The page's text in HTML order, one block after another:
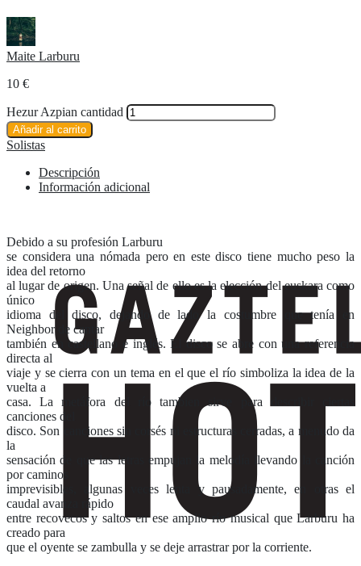
Maite Larburu
10 €
Hezur Azpian cantidad
Añadir al carrito
Solistas
Descripción
Información adicional
Debido a su profesión Larburu
se considera una nómada pero en este disco tiene mucho peso la
idea del retorno
al lugar de origen. Una señal de ello es la elección del euskara como
único
idioma del disco, dejando de lado la costumbre que tenía en
Neighbor de cantar
también en castellano e inglés. El disco se abre con una referencia
directa al
viaje y se cierra con un tema en el que el río simboliza la idea de la
vuelta a
casa. La metáfora del río tambien sirve para describir ciertas
canciones del
disco. Son canciones sin corsés ni estructuras cerradas, a menudo da
la
sensación de que las letras empujan la melodía llevando la canción
por caminos
imprevisibles, algunas veces lenta y pausadamente, en otras el
caudal avanza rápido
entre recovecos y saltos en ese amplio río musical que Larburu ha
creado para
que el oyente se zambulla y se deje arrastrar por la corriente.